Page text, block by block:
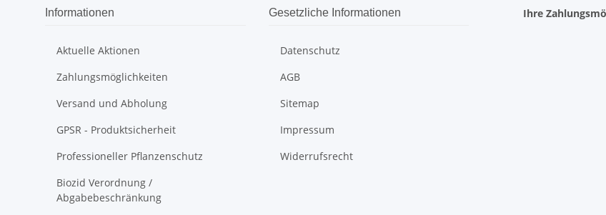
Informationen
Aktuelle Aktionen
Zahlungsmöglichkeiten
Versand und Abholung
GPSR - Produktsicherheit
Professioneller Pflanzenschutz
Biozid Verordnung /
Abgabebeschränkung
Gesetzliche Informationen
Datenschutz
AGB
Sitemap
Impressum
Widerrufsrecht
Ihre